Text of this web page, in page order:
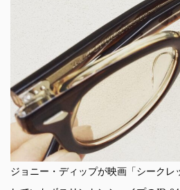
ジョニー・ディップが映画「シークレ